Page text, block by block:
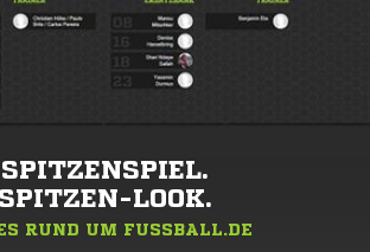
SPITZENSPIEL.
SPITZEN-LOOK.
RUND UM FUSSBALL.DE